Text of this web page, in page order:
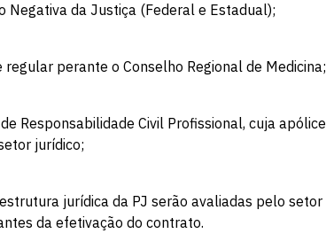
Negativa da Justiça (Federal e Estadual);
regular perante o Conselho Regional de Medicina;
Responsabilidade Civil Profissional, cuja apólice
jurídico;
jurídica da PJ serão avaliadas pelo setor
da efetivação do contrato.